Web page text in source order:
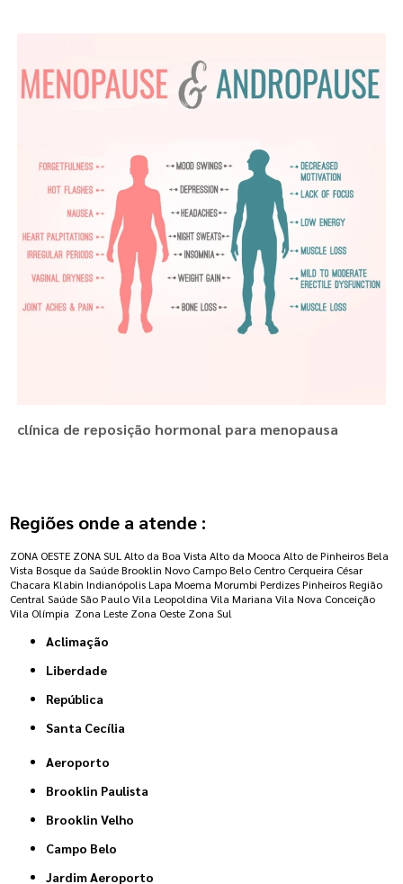
clínica de reposição hormonal para menopausa
Regiões onde a atende :
ZONA OESTE ZONA SUL Alto da Boa Vista Alto da Mooca Alto de Pinheiros Bela
Vista Bosque da Saúde Brooklin Novo Campo Belo Centro Cerqueira César
Chacara Klabin Indianópolis Lapa Moema Morumbi Perdizes Pinheiros Região
Central Saúde São Paulo Vila Leopoldina Vila Mariana Vila Nova Conceição
Vila Olímpia Zona Leste Zona Oeste Zona Sul
Aclimação
Liberdade
República
Santa Cecília
Aeroporto
Brooklin Paulista
Brooklin Velho
Campo Belo
Jardim Aeroporto